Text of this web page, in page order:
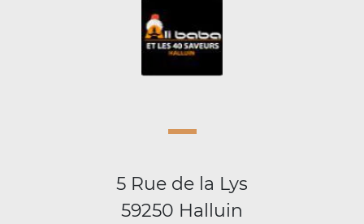
5 Rue de la Lys
59250 Halluin